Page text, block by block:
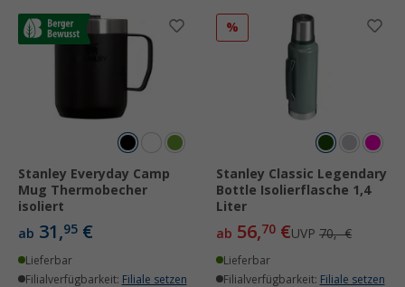
Stanley Everyday Camp
Mug Thermobecher
isoliert
ab 31,95 €
Lieferbar
Filialverfügbarkeit: Filiale setzen
%
Stanley Classic Legendary
Bottle Isolierflasche 1,4
Liter
ab 56,70 €UVP 70,- €
Lieferbar
Filialverfügbarkeit: Filiale setzen